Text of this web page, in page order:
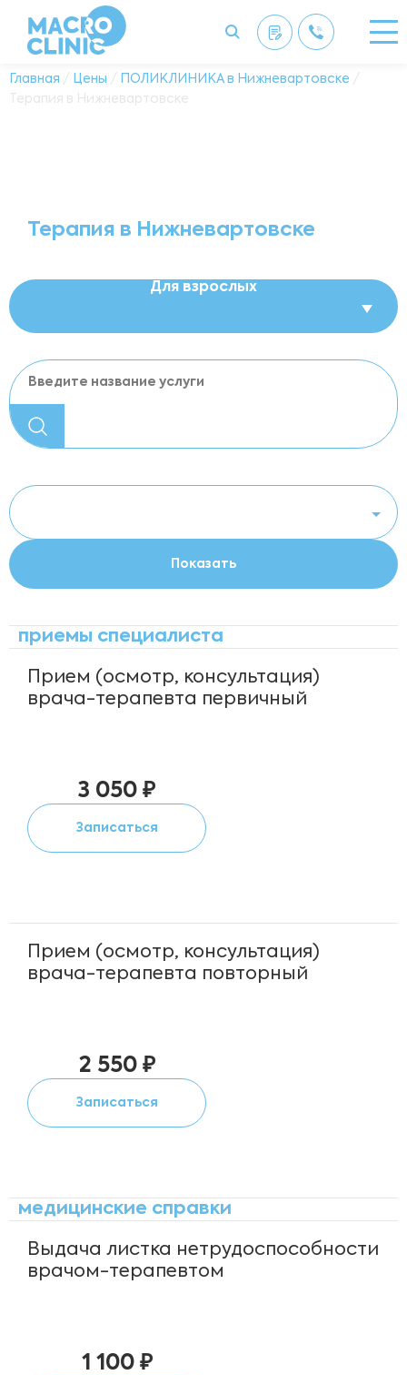
Главная / Цены / ПОЛИКЛИНИКА в Нижневартовске /
Терапия в Нижневартовске
Терапия в Нижневартовске
Для взрослых
приемы специалиста
Прием (осмотр, консультация)
врача-терапевта первичный
3 050 ₽
Записаться
Прием (осмотр, консультация)
врача-терапевта повторный
2 550 ₽
Записаться
медицинские справки
Выдача листка нетрудоспособности
врачом-терапевтом
1 100 ₽